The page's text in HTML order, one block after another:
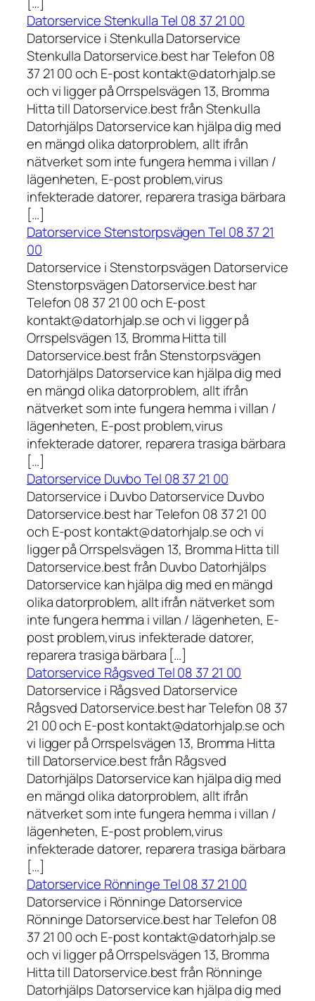
Datorservice Stenkulla Tel 08 37 21 00
Datorservice i Stenkulla Datorservice
Stenkulla Datorservice.best har Telefon 08
37 21 00 och E-post kontakt@datorhjalp.se
och vi ligger på Orrspelsvägen 13, Bromma
Hitta till Datorservice.best från Stenkulla
Datorhjälps Datorservice kan hjälpa dig med
en mängd olika datorproblem, allt ifrån
nätverket som inte fungera hemma i villan /
lägenheten, E-post problem,virus
infekterade datorer, reparera trasiga bärbara
[…]
Datorservice Stenstorpsvägen Tel 08 37 21
00
Datorservice i Stenstorpsvägen Datorservice
Stenstorpsvägen Datorservice.best har
Telefon 08 37 21 00 och E-post
kontakt@datorhjalp.se och vi ligger på
Orrspelsvägen 13, Bromma Hitta till
Datorservice.best från Stenstorpsvägen
Datorhjälps Datorservice kan hjälpa dig med
en mängd olika datorproblem, allt ifrån
nätverket som inte fungera hemma i villan /
lägenheten, E-post problem,virus
infekterade datorer, reparera trasiga bärbara
[…]
Datorservice Duvbo Tel 08 37 21 00
Datorservice i Duvbo Datorservice Duvbo
Datorservice.best har Telefon 08 37 21 00
och E-post kontakt@datorhjalp.se och vi
ligger på Orrspelsvägen 13, Bromma Hitta till
Datorservice.best från Duvbo Datorhjälps
Datorservice kan hjälpa dig med en mängd
olika datorproblem, allt ifrån nätverket som
inte fungera hemma i villan / lägenheten, E-
post problem,virus infekterade datorer,
reparera trasiga bärbara […]
Datorservice Rågsved Tel 08 37 21 00
Datorservice i Rågsved Datorservice
Rågsved Datorservice.best har Telefon 08 37
21 00 och E-post kontakt@datorhjalp.se och
vi ligger på Orrspelsvägen 13, Bromma Hitta
till Datorservice.best från Rågsved
Datorhjälps Datorservice kan hjälpa dig med
en mängd olika datorproblem, allt ifrån
nätverket som inte fungera hemma i villan /
lägenheten, E-post problem,virus
infekterade datorer, reparera trasiga bärbara
[…]
Datorservice Rönninge Tel 08 37 21 00
Datorservice i Rönninge Datorservice
Rönninge Datorservice.best har Telefon 08
37 21 00 och E-post kontakt@datorhjalp.se
och vi ligger på Orrspelsvägen 13, Bromma
Hitta till Datorservice.best från Rönninge
Datorhjälps Datorservice kan hjälpa dig med